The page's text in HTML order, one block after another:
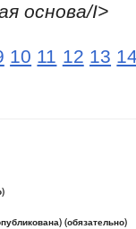
основа/I>
10 11 12 13
(обязательно)